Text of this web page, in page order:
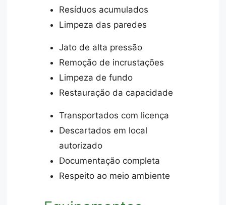
Resíduos acumulados
Limpeza das paredes
Jato de alta pressão
Remoção de incrustações
Limpeza de fundo
Restauração da capacidade
Transportados com licença
Descartados em local
autorizado
Documentação completa
Respeito ao meio ambiente